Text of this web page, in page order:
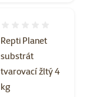
Repti Planet
substrát
tvarovací žltý 4
kg